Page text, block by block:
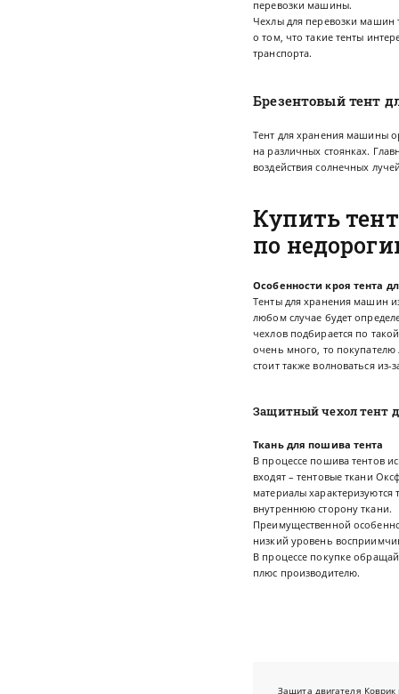
перевозки машины.
Чехлы для перевозки машин
о том, что такие тенты
транспорта.
Брезентовый тент
Тент для хранения машины
на различных стоянках.
воздействия солнечных
Купить
по
Особенности кроя тента
Тенты для хранения машин
любом случае будет
чехлов подбирается по
очень много, то покупателю
стоит также волноваться
Защитный чехол тент
Ткань для пошива тента
В процессе пошива тентов
входят – тентовые ткани
материалы
внутреннюю сторону ткани.
Преимущественной
низкий уровень
В процессе покупке
плюс производителю.
Защита двигателя Коврик